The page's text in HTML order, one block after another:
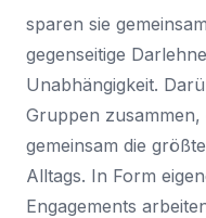
sparen sie
gegenseitige
Unabhängigkeit.
Gruppen
gemeinsam die
Alltags. In Form
Engagements